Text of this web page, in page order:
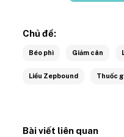
Chủ đề:
Béo phì Giảm cân
Liều Zepbound Thuốc
Bài viết liên quan